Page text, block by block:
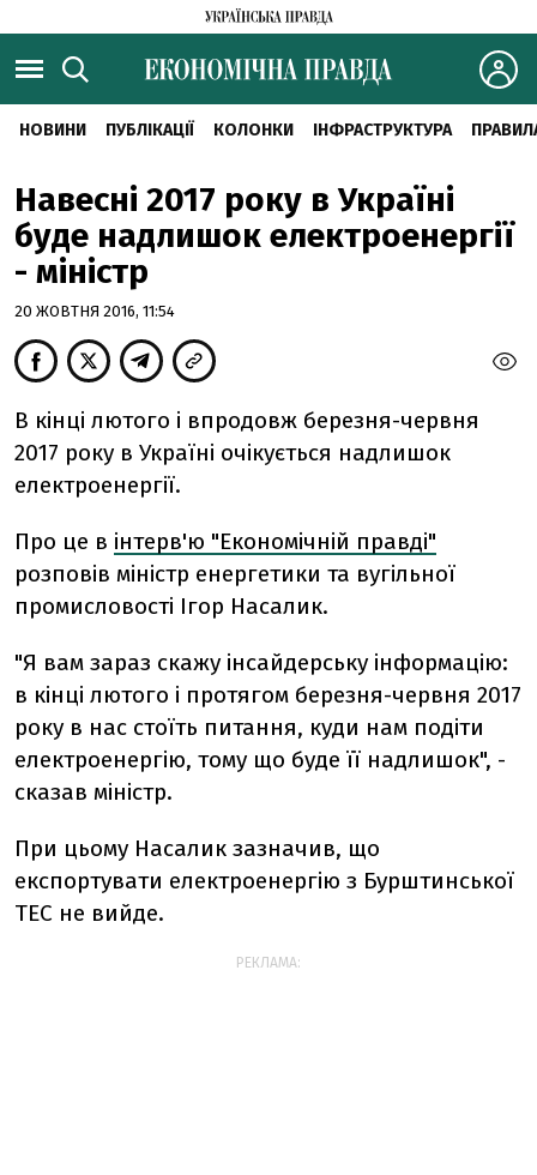
НОВИНИ ПУБЛІКАЦІЇ КОЛОНКИ ІНФРАСТРУКТУРА
Навесні 2017 року в Україні
буде надлишок електроенергії
- міністр
20 ЖОВТНЯ 2016, 11:54
В кінці лютого і впродовж березня-червня
2017 року в Україні очікується надлишок
електроенергії.
Про це в інтерв'ю "Економічній правді"
розповів міністр енергетики та вугільної
промисловості Ігор Насалик.
"Я вам зараз скажу інсайдерську інформацію:
в кінці лютого і протягом березня-червня 2017
року в нас стоїть питання, куди нам подіти
електроенергію, тому що буде її надлишок", -
сказав міністр.
При цьому Насалик зазначив, що
експортувати електроенергію з Бурштинської
ТЕС не вийде.
РЕКЛАМА: